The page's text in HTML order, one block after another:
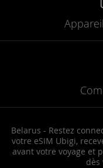
Belarus - Restez
votre eSIM Ubigi,
avant votre voyage et
dès